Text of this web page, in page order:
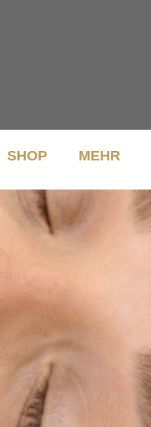
SHOP MEHR